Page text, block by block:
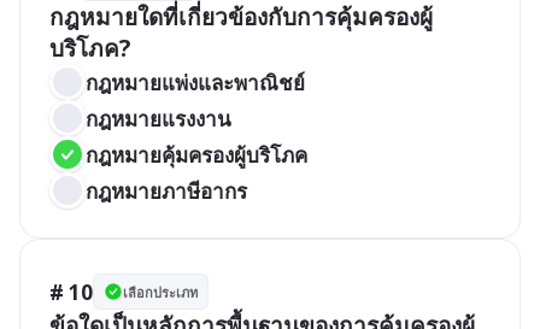
กฎหมายใดที่เกี่ยวข้องกับการคุ้มครองผู้
บริโภค?
กฎหมายแพ่งและพาณิชย์
กฎหมายแรงงาน
กฎหมายคุ้มครองผู้บริโภค
กฎหมายภาษีอากร
# 10 เลือกประเภท